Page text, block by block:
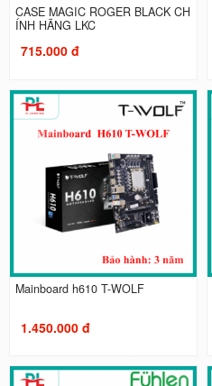
CASE MAGIC ROGER BLACK CH
ÍNH HÃNG LKC
715.000 đ
Mainboard h610 T-WOLF
1.450.000 đ